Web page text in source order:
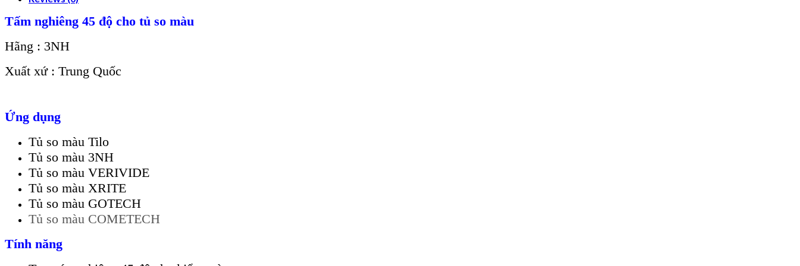
Tấm nghiêng 45 độ cho tủ so màu
Hãng : 3NH
Xuất xứ : Trung Quốc
Ứng dụng
Tủ so màu Tilo
Tủ so màu 3NH
Tủ so màu VERIVIDE
Tủ so màu XRITE
Tủ so màu GOTECH
Tủ so màu COMETECH
Tính năng